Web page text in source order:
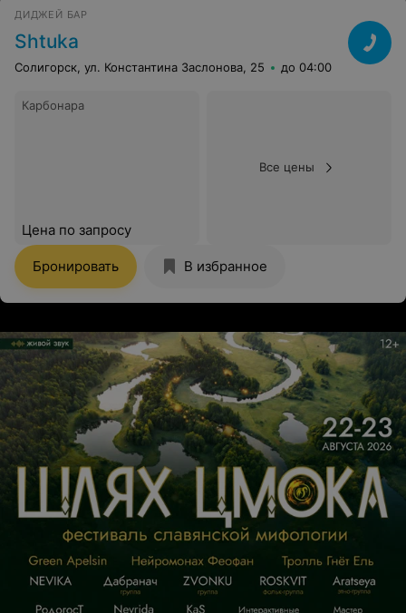
ДИДЖЕЙ БАР
Shtuka
Солигорск, ул. Константина Заслонова, 25 до 04:00
Карбонара
Цена по запросу
Все цены
Бронировать В избранное